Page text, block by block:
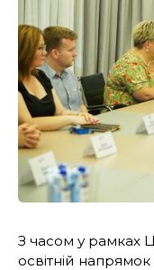
З часом у рамках
освітній